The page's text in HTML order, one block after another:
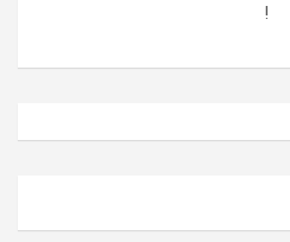
!